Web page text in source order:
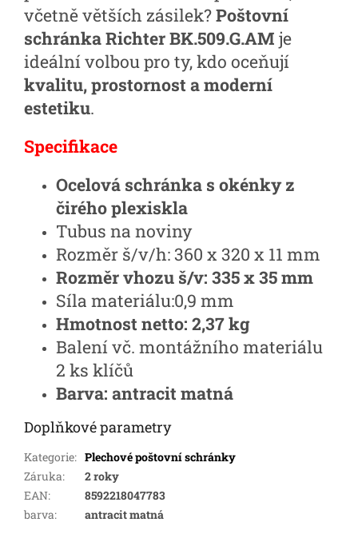
včetně větších zásilek?Poštovní
schránka Richter BK.509.G.AM je
ideální volbou pro ty, kdo oceňují
kvalitu, prostornost a moderní
estetiku.
Specifikace
Ocelová schránka s okénky z
čirého plexiskla
Tubus na noviny
Rozměr š/v/h:360 x 320 x 11 mm
Rozměr vhozu š/v: 335 x 35 mm
Síla materiálu:0,9 mm
Hmotnost netto: 2,37 kg
Balení vč. montážního materiálu
2 ks klíčů
Barva: antracit matná
Doplňkové parametry
Kategorie: Plechové poštovní schránky
Záruka:
2 roky
EAN:
8592218047783
barva: antracit matná